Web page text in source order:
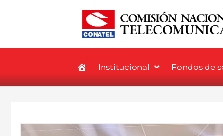
Institucional Fondos de